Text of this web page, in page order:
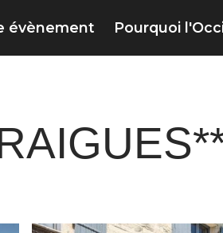
évènement Pourquoi